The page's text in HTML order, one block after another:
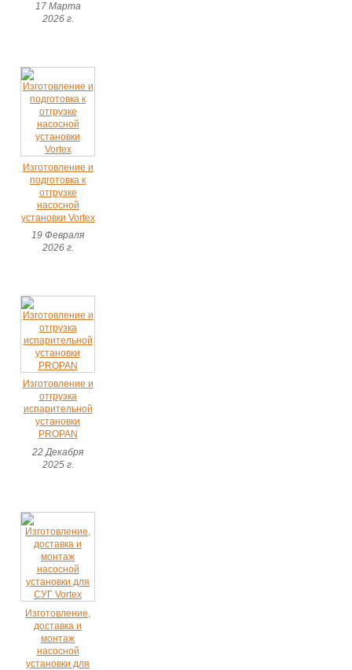
17 Марта
2026 г.
Изготовление и
подготовка к
отгрузке
насосной
установки Vortex
19 Февраля
2026 г.
Изготовление и
отгрузка
испарительной
установки
PROPAN
22 Декабря
2025 г.
Изготовление,
доставка и
монтаж
насосной
установки для